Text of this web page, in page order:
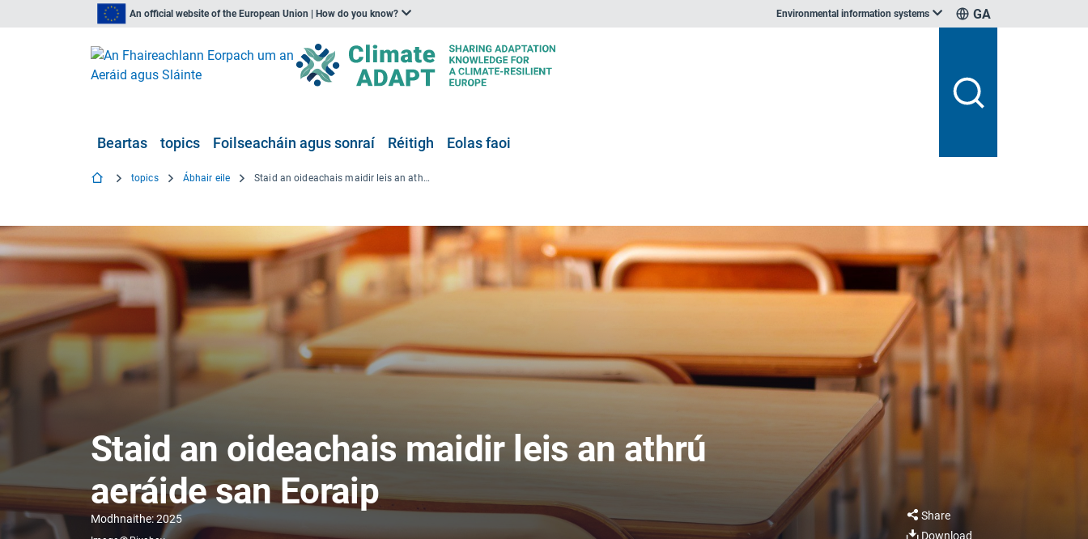
An official website of the European Union | How do you know? Environmental information systems GA
Beartas topics Foilseacháin agus sonraí Réitigh Eolas faoi
topics Ábhair eile Staid an oideachais maidir leis an athrú aeráide san Eoraip
Staid an oideachais maidir leis an athrú
aeráide san Eoraip
Modhnaithe: 2025
Share
Download